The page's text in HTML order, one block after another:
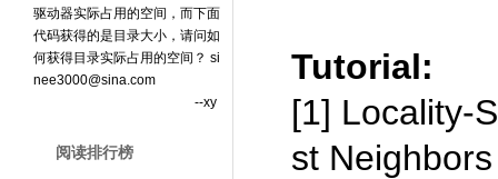
驱动器实际占用的空间，而下面
代码获得的是目录大小，请问如
何获得目录实际占用的空间？ si
nee3000@sina.com
--xy
阅读排行榜
Tutorial:
[1] Locality-
st Neighbors